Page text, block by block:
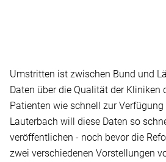
Umstritten ist zwischen Bund und
Daten über die Qualität der Kliniken
Patienten wie schnell zur
Lauterbach will diese Daten so
veröffentlichen - noch bevor die
zwei verschiedenen Vorstellungen